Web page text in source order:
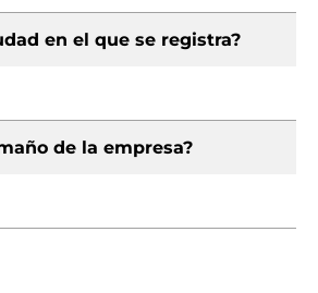
en el que se registra?
de la empresa?